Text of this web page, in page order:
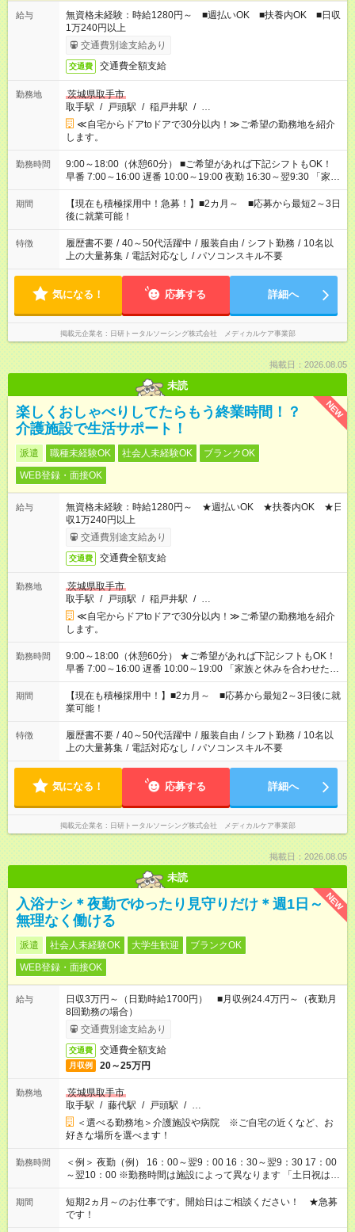
給与
無資格未経験：時給1280円～ ■週払いOK ■扶養内OK ■日収
1万240円以上
交通費別途支給あり
交通費 交通費全額支給
勤務地
茨城県取手市
取手駅 / 戸頭駅 / 稲戸井駅 / …
≪自宅からドアtoドアで30分以内！≫ご希望の勤務地を紹介
します。
勤務時間
9:00～18:00（休憩60分） ■ご希望があれば下記シフトもOK！
早番 7:00～16:00 遅番 10:00～19:00 夜勤 16:30～翌9:30 「家族
と休みを合わせたい」 「余裕を持って夕飯の準備がしたい」
「できれば残業はしたくない」 など、ご希望を教えてください
ね。 ※Wワーク希望の方へ 今ご覧のお仕事で希望する勤務時間
と、もう1つのお仕事の勤務時間。 合計で週40時間を超える場
合は応募できません。
期間
【現在も積極採用中！急募！】■2カ月～ ■応募から最短2～3日
後に就業可能！
特徴 履歴書不要 / 40～50代活躍中 / 服装自由 / シフト勤務 / 10名以
上の大量募集 / 電話対応なし / パソコンスキル不要
気になる！ 応募する 詳細へ
掲載元企業名 日研トータルソーシング株式会社 メディカルケア事業部
掲載日：2026.08.05
未読
NEW
楽しくおしゃべりしてたらもう終業時間！？
介護施設で生活サポート！
派遣 職種未経験OK 社会人未経験OK
ブランクOK
WEB登録・面接OK
給与
無資格未経験：時給1280円～ ★週払いOK ★扶養内OK ★日
収1万240円以上
交通費別途支給あり
交通費 交通費全額支給
勤務地
茨城県取手市
取手駅 / 戸頭駅 / 稲戸井駅 / …
≪自宅からドアtoドアで30分以内！≫ご希望の勤務地を紹介
します。
勤務時間
9:00～18:00（休憩60分） ★ご希望があれば下記シフトもOK！
早番 7:00～16:00 遅番 10:00～19:00 「家族と休みを合わせた
い」 「余裕を持って夕飯の準備がしたい」 「できれば残業はし
たくない」 など、ご希望を教えてくださいね。 ※Wワーク希望
の方へ 複数就業の場合は、合計40時間以内。
期間
【現在も積極採用中！】■2カ月～ ■応募から最短2～3日後に就
業可能！
特徴 履歴書不要 / 40～50代活躍中 / 服装自由 / シフト勤務 / 10名以
上の大量募集 / 電話対応なし / パソコンスキル不要
気になる！ 応募する 詳細へ
掲載元企業名 日研トータルソーシング株式会社 メディカルケア事業部
掲載日：2026.08.05
未読
NEW
入浴ナシ＊夜勤でゆったり見守りだけ＊週1日～
無理なく働ける
派遣 社会人未経験OK 大学生歓迎
ブランクOK
WEB登録・面接OK
給与
日収3万円～（日勤時給1700円） ■月収例24.4万円～（夜勤月
8回勤務の場合）
交通費別途支給あり
交通費 交通費全額支給
月収例 20～25万円
勤務地
茨城県取手市
取手駅 / 藤代駅 / 戸頭駅 / …
＜選べる勤務地＞介護施設や病院 ※ご自宅の近くなど、お
好きな場所を選べます！
勤務時間
＜例＞ 夜勤（例） 16：00～翌9：00 16：30～翌9：30 17：00
～翌10：00 ※勤務時間は施設によって異なります 「土日祝は休
みたい」 「しっかり稼ぎたい」 「もう少し遅い時間から始めた
い」など ご希望にあったお仕事をご案内いたします。 ※未経験
の方の場合は1～2ヶ月間は日中での仕事を経験いただき、 お
仕事に慣れてからの夜勤になります。 ★家庭の都合でお休みが
期間
短期2ヵ月～のお仕事です。開始日はご相談ください！ ★急募
です！